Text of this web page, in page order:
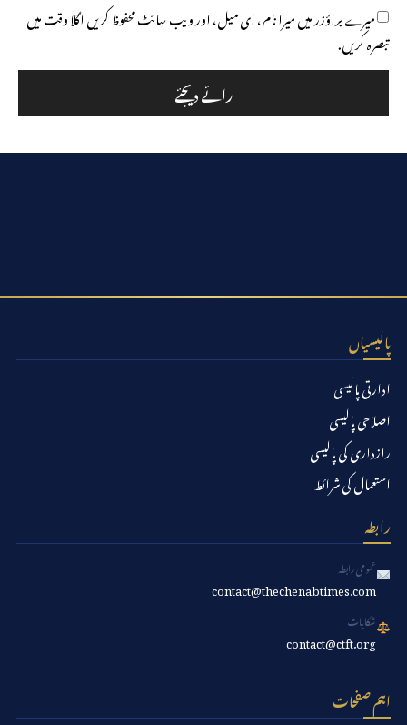
میرے براؤزر میں میرا نام، ای میل، اور ویب سائٹ محفوظ کریں اگلا وقت میں
تبصرہ کریں.
پالیسیاں
ادارتی پالیسی
اصلاحی پالیسی
رازداری کی پالیسی
استعمال کی شرائط
رابطہ
عمومی رابطہ
contact@thechenabtimes.com
شکایات
contact@ctft.org
اہم صفحات